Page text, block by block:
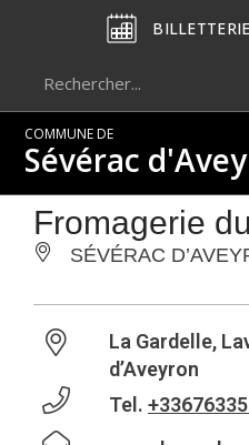
BILLETTERIE
COMMUNE DE
Sévérac
Fromagerie
SÉVÉRAC
La Gardelle,
d’Aveyron
Tel.